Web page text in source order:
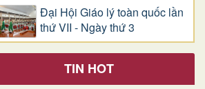
Đại Hội Giáo lý toàn quốc lần
thứ VII - Ngày thứ 3
TIN HOT